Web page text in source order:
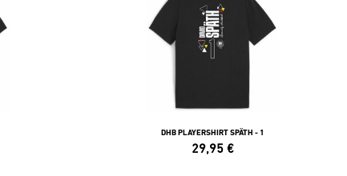
DHB PLAYERSHIRT SPÄTH - 1
29,95 €